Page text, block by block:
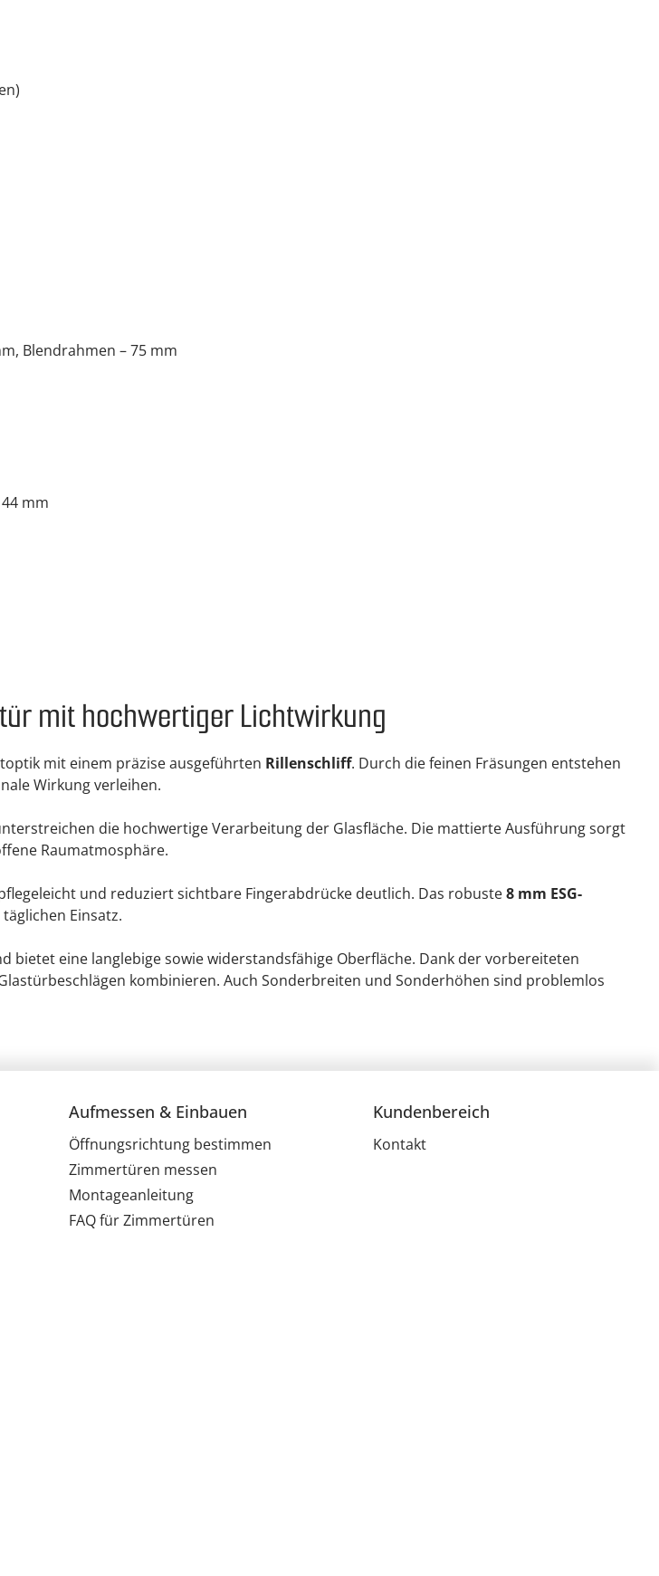
Blendrahmen – 75 mm
mm
mit hochwertiger Lichtwirkung
mit einem präzise ausgeführten Rillenschliff. Durch die feinen Fräsungen entstehen
Wirkung verleihen.
die hochwertige Verarbeitung der Glasfläche. Die mattierte Ausführung sorgt
Raumatmosphäre.
und reduziert sichtbare Fingerabdrücke deutlich. Das robuste8 mm ESG-
Einsatz.
bietet eine langlebige sowie widerstandsfähige Oberfläche. Dank der vorbereiteten
kombinieren. Auch Sonderbreiten und Sonderhöhen sind problemlos
Aufmessen & Einbauen
Öffnungsrichtung bestimmen
Zimmertüren messen
Montageanleitung
FAQ für Zimmertüren
Kundenbereich
Kontakt